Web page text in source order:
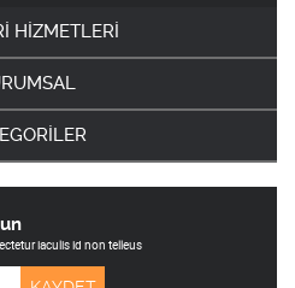
HİZMETLERİ
iaculis id non telleus